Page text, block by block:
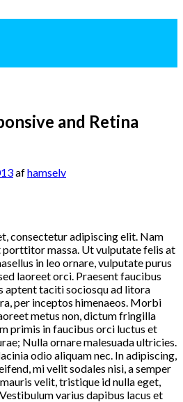
and Retina
afhamselv
consectetur adipiscing elit. Nam
porttitor massa. Ut vulputate felis at
in leo ornare, vulputate purus
laoreet orci. Praesent faucibus
aptent taciti sociosqu ad litora
per inceptos himenaeos. Morbi
metus non, dictum fringilla
primis in faucibus orci luctus et
Nulla ornare malesuada ultricies.
odio aliquam nec. In adipiscing,
mi velit sodales nisi, a semper
velit, tristique id nulla eget,
varius dapibus lacus et